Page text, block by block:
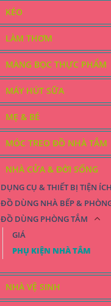
KÉO
LÀM THƠM
MÀNG BỌC THỰC PHẨM
MÁY HÚT SỮA
MẸ & BÉ
MÓC TREO ĐỒ NHÀ TẮM
NHÀ CỬA & ĐỜI SỐNG
DỤNG CỤ & THIẾT BỊ TIỆN
ĐỒ DÙNG NHÀ BẾP &
ĐỒ DÙNG PHÒNG TẮM
GIÁ
PHỤ KIỆN NHÀ TẮM
NHÀ VỆ SINH